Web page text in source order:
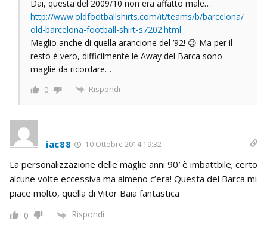
Dai, questa del 2009/10 non era affatto male…
http://www.oldfootballshirts.com/it/teams/b/barcelona/
old-barcelona-football-shirt-s7202.html
Meglio anche di quella arancione del ’92! 😉 Ma per il
resto è vero, difficilmente le Away del Barca sono
maglie da ricordare…
0 Rispondi
iac88 10 Ottobre 2014 19:32
La personalizzazione delle maglie anni 90′ è imbattbile; certo
alcune volte eccessiva ma almeno c’era! Questa del Barca mi
piace molto, quella di Vitor Baia fantastica
0 Rispondi